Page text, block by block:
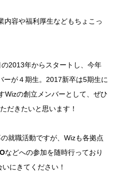
内容や福利厚生などもちょこっ
2013年からスタートし、今年
が４期生。2017新卒は5期生に
Wizの創立メンバーとして、ぜひ
だきたいと思います！
就職活動ですが、Wizも各拠点
などへの参加を随時行っており
にきてください！